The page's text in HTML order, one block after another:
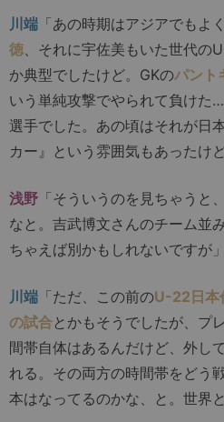
川端 「あの時期はアジアでもよ
徳、それに宇佐美もいた世代の
か典型でしたけど。GKのパント
いう単純攻撃でやられて負けた
選手でした。あの頃はそれが日
カー』という雰囲気もあったけど
浅野 「そういうのを見ちゃうと
なと。吉武博文さんのチーム並
ちゃえば別かもしれないですが」
川端 「ただ、この前のU-22日本
の試合とかもそうでしたが、プ
間帯自体はあるんだけど、外し
れる。その両方の時間帯をどう
本はなってるのかな、と。世界